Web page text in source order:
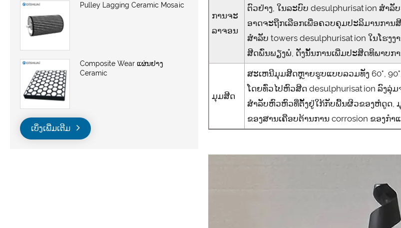
Pulley Lagging Ceramic Mosaic
Composite Wear ແຜ່ນຢາງ
Ceramic
ເບິ່ງເພີ່ມເຕີມ
ການຈະ
ລາຈອນ
ຕົວຢ່າງ, ໃນລະບົບ desulphurisation ສໍາ
ອາດຈະຖືກເລືອກເພື່ອຄວບຄຸມປະລິມານການ
ສໍາລັບ towers desulphurisation ໃນໂຮ
ສີດພົ່ນພຽງພໍ, ດັ່ງນັ້ນການເພີ່ມປະສິດທິພາບກາ
ມຸມສີດ
ສະເຫນີມຸມສີດຫຼາຍຮູບແບບລວມທັງ 60°, 90°,
ໂດຍທົ່ວໄປຫົວສີດ desulphurisation ລົງລຸ່
ສໍາລັບຫົວຫົວທີ່ຕັ້ງຢູ່ໃກ້ກັບພື້ນຜິວຂອງຫໍດູດ, ມຸ
ຂອງສານເຄືອບຕ້ານການ corrosion ຂອງກໍາ